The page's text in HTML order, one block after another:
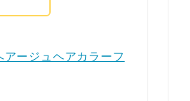
ージュヘアカラーフ